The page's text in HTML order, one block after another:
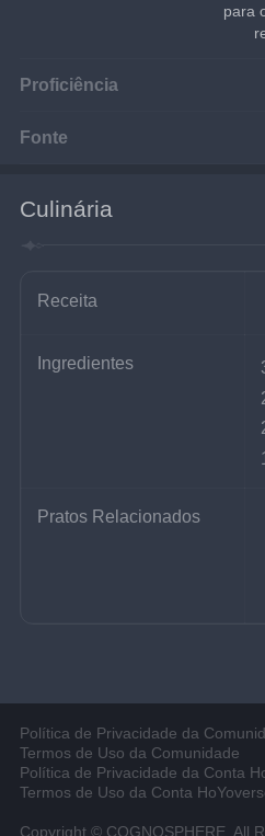
para
Proficiência
Fonte
Culinária
Receita
Ingredientes
Pratos Relacionados
Política de Privacidade da
Termos de Uso da Comunidade
Política de Privacidade da Conta
Termos de Uso da Conta
Copyright © COGNOSPHERE. All